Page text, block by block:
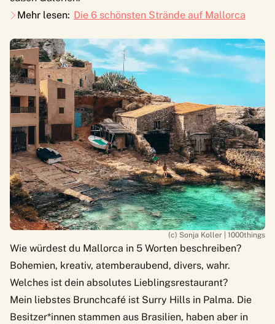
Mehr lesen: Die 6 schönsten Strände auf Mallorca
(c) Sonja Koller | 1000things
Wie würdest du Mallorca in 5 Worten beschreiben?
Bohemien, kreativ, atemberaubend, divers, wahr.
Welches ist dein absolutes Lieblingsrestaurant?
Mein liebstes Brunchcafé ist Surry Hills in Palma. Die
Besitzer*innen stammen aus Brasilien, haben aber in